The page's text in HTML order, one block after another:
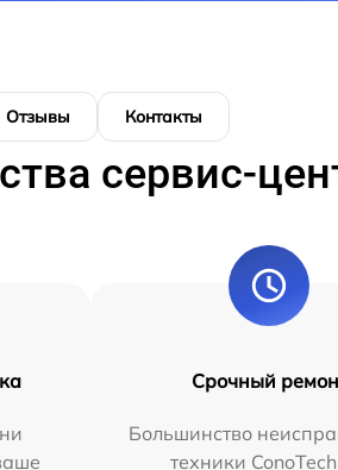
Отзывы Контакты
сервис-
Срочный
Большинство
техники